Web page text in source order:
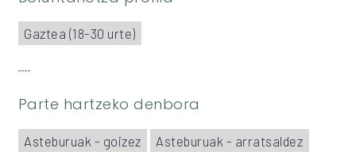
Gaztea (18-30 urte)
Parte hartzeko denbora
Asteburuak - goizez Asteburuak - arratsaldez